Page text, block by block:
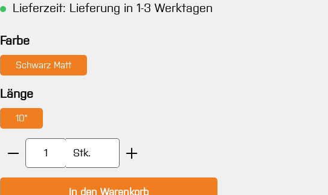
Lieferzeit: Lieferung in 1-3 Werktagen
Farbeauswählen
Schwarz Matt
Längeauswählen
10"
Produkt Anzahl: Gib den gewünschten Wert ein
Stk.
In den Warenkorb